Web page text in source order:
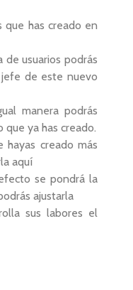
has creado en
de usuarios podrás
de este nuevo
manera podrás
ya has creado.
hayas creado más
aquí
se pondrá la
ajustarla
sus labores el